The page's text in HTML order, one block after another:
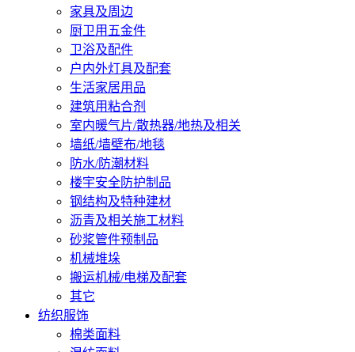
家具及周边
厨卫用五金件
卫浴及配件
户内外灯具及配套
生活家居用品
建筑用粘合剂
室内暖气片/散热器/地热及相关
墙纸/墙壁布/地毯
防水/防潮材料
楼宇安全防护制品
钢结构及特种建材
沥青及相关施工材料
砂浆管件预制品
机械堆垛
搬运机械/电梯及配套
其它
纺织服饰
棉类面料